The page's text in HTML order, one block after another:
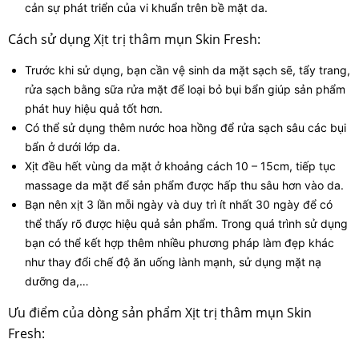
cản sự phát triển của vi khuẩn trên bề mặt da.
Cách sử dụng Xịt trị thâm mụn Skin Fresh:
Trước khi sử dụng, bạn cần vệ sinh da mặt sạch sẽ, tẩy trang,
rửa sạch bằng sữa rửa mặt để loại bỏ bụi bẩn giúp sản phẩm
phát huy hiệu quả tốt hơn.
Có thể sử dụng thêm nước hoa hồng để rửa sạch sâu các bụi
bẩn ở dưới lớp da.
Xịt đều hết vùng da mặt ở khoảng cách 10 – 15cm, tiếp tục
massage da mặt để sản phẩm được hấp thu sâu hơn vào da.
Bạn nên xịt 3 lần mỗi ngày và duy trì ít nhất 30 ngày để có
thể thấy rõ được hiệu quả sản phẩm. Trong quá trình sử dụng
bạn có thể kết hợp thêm nhiều phương pháp làm đẹp khác
như thay đổi chế độ ăn uống lành mạnh, sử dụng mặt nạ
dưỡng da,…
Ưu điểm của dòng sản phẩm Xịt trị thâm mụn Skin
Fresh: